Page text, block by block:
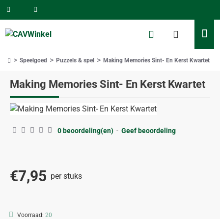
Making Memories Sint- En Kerst Kwartet
Speelgoed Puzzels & spel Making Memories Sint- En Kerst Kwartet
0 beoordeling(en) - Geef beoordeling
€7,95 per stuks
Voorraad: 20